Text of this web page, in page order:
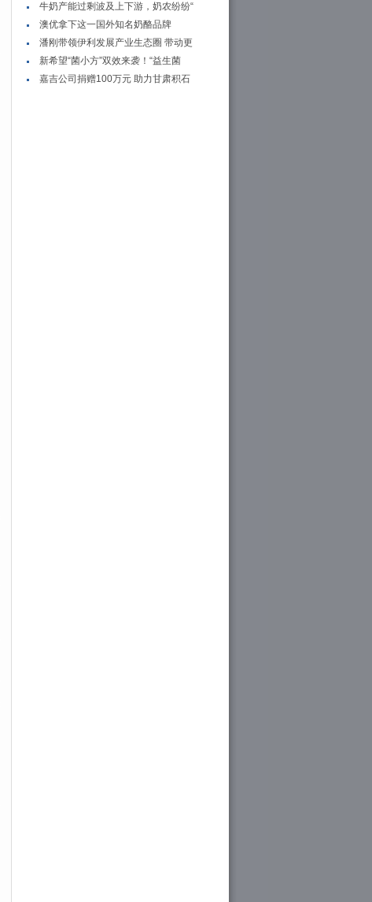
牛奶产能过剩波及上下游，奶农纷纷“
澳优拿下这一国外知名奶酪品牌
潘刚带领伊利发展产业生态圈 带动更
新希望“菌小方”双效来袭！“益生菌
嘉吉公司捐赠100万元 助力甘肃积石